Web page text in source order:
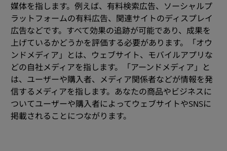
媒体を指します。例えば、有料検索広告、ソーシャルプ
ラットフォームの有料広告、関連サイトのディスプレイ
広告などです。すべて効果の追跡が可能であり、成果を
上げているかどうかを評価する必要があります。「オウ
ンドメディア」とは、ウェブサイト、モバイルアプリな
どの自社メディアを指します。「アーンドメディア」と
は、ユーザーや購入者、メディア関係者などが情報を発
信するメディアを指します。あなたの商品やビジネスに
ついてユーザーや購入者によってウェブサイトやSNSに
掲載されることにつながります。